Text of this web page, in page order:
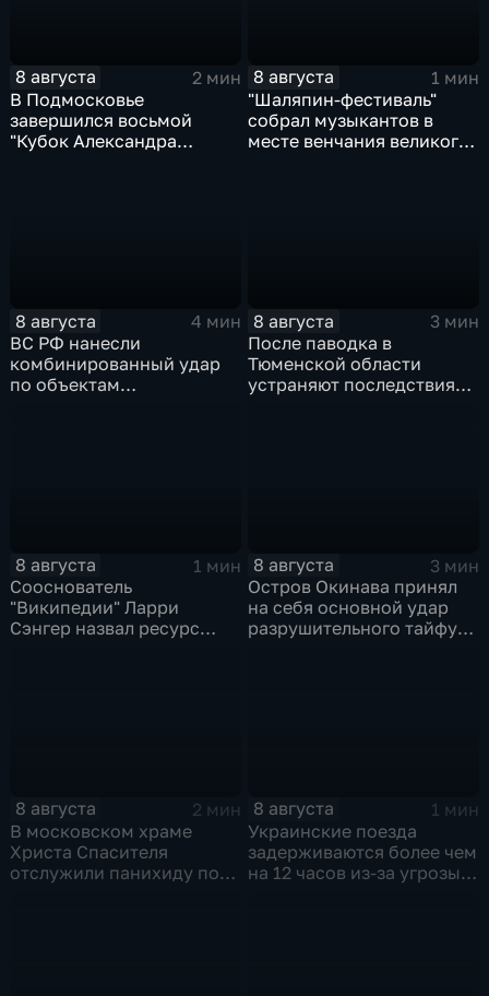
8 августа
2 мин
В Подмосковье
завершился восьмой
"Кубок Александра
8 августа
1 мин
"Шаляпин‑фестиваль"
собрал музыкантов в
месте венчания великого
8 августа
4 мин
ВС РФ нанесли
комбинированный удар
по объектам
8 августа
3 мин
После паводка в
Тюменской области
устраняют последствия
8 августа
1 мин
Сооснователь
"Википедии" Ларри
Сэнгер назвал ресурс
8 августа
3 мин
Остров Окинава принял
на себя основной удар
разрушительного тайфуна
8 августа
2 мин
В московском храме
Христа Спасителя
отслужили панихиду по
8 августа
1 мин
Украинские поезда
задерживаются более чем
на 12 часов из-за угрозы